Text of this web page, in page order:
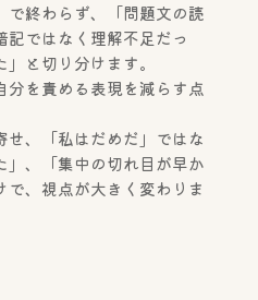
で終わらず、「問題文の読
記ではなく理解不足だっ
と切り分けます。
分を責める表現を減らす点
せ、「私はだめだ」ではな
」、「集中の切れ目が早か
、視点が大きく変わりま